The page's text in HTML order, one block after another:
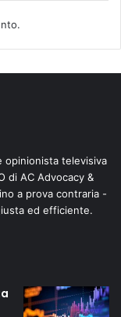
opinionista televisiva
di AC Advocacy &
a prova contraria -
ed efficiente.